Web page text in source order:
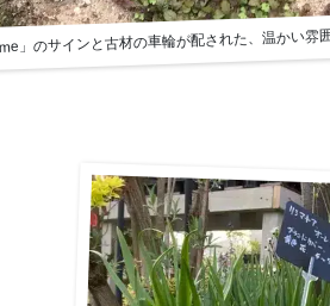
」のサインと古材の車輪が配された、温かい雰